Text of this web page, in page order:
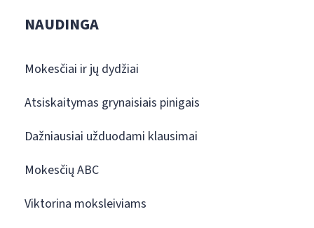
NAUDINGA
Mokesčiai ir jų dydžiai
Atsiskaitymas grynaisiais pinigais
Dažniausiai užduodami klausimai
Mokesčių ABC
Viktorina moksleiviams